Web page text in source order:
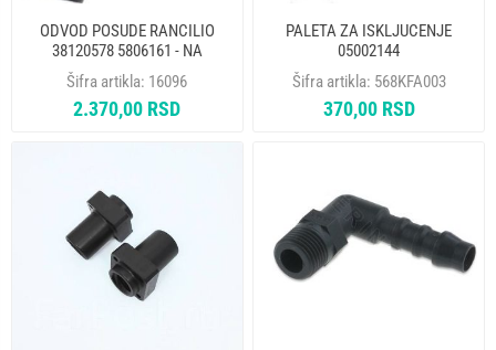
ODVOD POSUDE RANCILIO
38120578 5806161 - NA
Šifra artikla: 16096
2.370,00 RSD
PALETA ZA ISKLJUCENJE
05002144
Šifra artikla: 568KFA003
370,00 RSD